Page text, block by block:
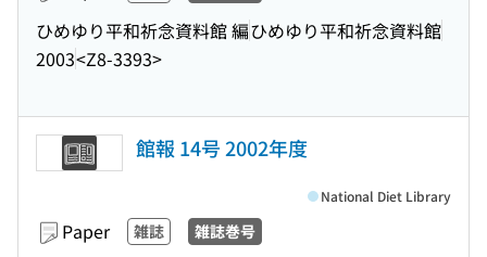
ひめゆり平和祈念資料館 編ひめゆり平和祈念資料館
2003<Z8-3393>
館報 14号 2002年度
Paper 雑誌 雑誌巻号
National Diet Library